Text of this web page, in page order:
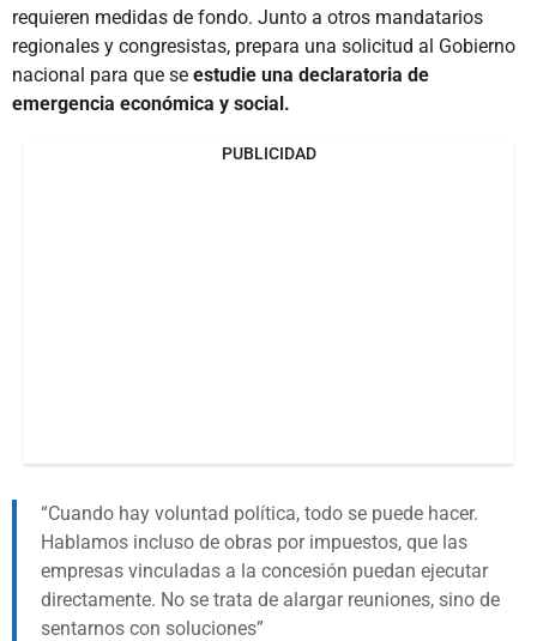
requieren medidas de fondo. Junto a otros mandatarios
regionales y congresistas, prepara una solicitud al Gobierno
nacional para que se estudie una declaratoria de
emergencia económica y social.
PUBLICIDAD
Cuando hay voluntad política, todo se puede hacer.
Hablamos incluso de obras por impuestos, que las
empresas vinculadas a la concesión puedan ejecutar
directamente. No se trata de alargar reuniones, sino de
sentarnos con soluciones